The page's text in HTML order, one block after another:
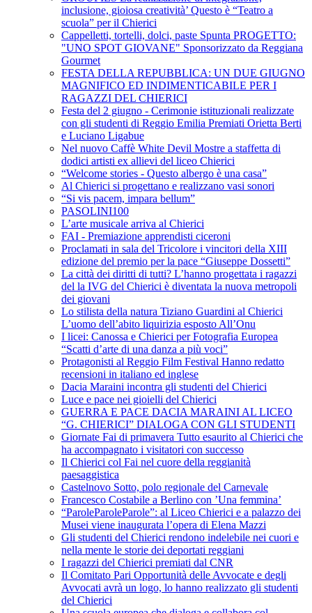
inclusione, gioiosa creatività’ Questo è “Teatro a
scuola” per il Chierici
Cappelletti, tortelli, dolci, paste Spunta PROGETTO:
"UNO SPOT GIOVANE" Sponsorizzato da Reggiana
Gourmet
FESTA DELLA REPUBBLICA: UN DUE GIUGNO
MAGNIFICO ED INDIMENTICABILE PER I
RAGAZZI DEL CHIERICI
Festa del 2 giugno - Cerimonie istituzionali realizzate
con gli studenti di Reggio Emilia Premiati Orietta Berti
e Luciano Ligabue
Nel nuovo Caffè White Devil Mostre a staffetta di
dodici artisti ex allievi del liceo Chierici
“Welcome stories - Questo albergo è una casa”
Al Chierici si progettano e realizzano vasi sonori
“Si vis pacem, impara bellum”
PASOLINI100
L’arte musicale arriva al Chierici
FAI - Premiazione apprendisti ciceroni
Proclamati in sala del Tricolore i vincitori della XIII
edizione del premio per la pace “Giuseppe Dossetti”
La città dei diritti di tutti? L’hanno progettata i ragazzi
del la IVG del Chierici è diventata la nuova metropoli
dei giovani
Lo stilista della natura Tiziano Guardini al Chierici
L’uomo dell’abito liquirizia esposto All’Onu
I licei: Canossa e Chierici per Fotografia Europea
“Scatti d’arte di una danza a più voci”
Protagonisti al Reggio Film Festival Hanno redatto
recensioni in italiano ed inglese
Dacia Maraini incontra gli studenti del Chierici
Luce e pace nei gioielli del Chierici
GUERRA E PACE DACIA MARAINI AL LICEO
“G. CHIERICI” DIALOGA CON GLI STUDENTI
Giornate Fai di primavera Tutto esaurito al Chierici che
ha accompagnato i visitatori con successo
Il Chierici col Fai nel cuore della reggianità
paesaggistica
Castelnovo Sotto, polo regionale del Carnevale
Francesco Costabile a Berlino con ’Una femmina’
“ParoleParoleParole”: al Liceo Chierici e a palazzo dei
Musei viene inaugurata l’opera di Elena Mazzi
Gli studenti del Chierici rendono indelebile nei cuori e
nella mente le storie dei deportati reggiani
I ragazzi del Chierici premiati dal CNR
Il Comitato Pari Opportunità delle Avvocate e degli
Avvocati avrà un logo, lo hanno realizzato gli studenti
del Chierici